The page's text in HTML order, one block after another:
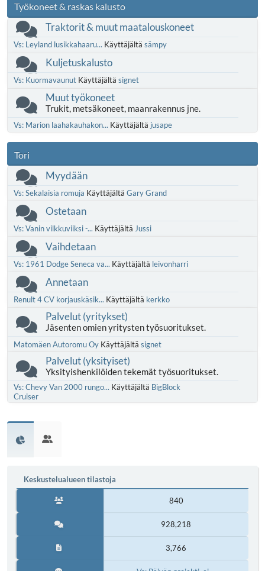
Työkoneet & raskas kalusto
Traktorit & muut maatalouskoneet
Vs: Leyland lusikkahaaru... Käyttäjältä sämpy
Kuljetuskalusto
Vs: Kuormavaunut Käyttäjältä signet
Muut työkoneet
Trukit, metsäkoneet, maanrakennus jne.
Vs: Marion laahakauhakon... Käyttäjältä jusape
Tori
Myydään
Vs: Sekalaisia romuja Käyttäjältä Gary Grand
Ostetaan
Vs: Vanin vilkkuviiksi -... Käyttäjältä Jussi
Vaihdetaan
Vs: 1961 Dodge Seneca va... Käyttäjältä leivonharri
Annetaan
Renult 4 CV korjauskäsik... Käyttäjältä kerkko
Palvelut (yritykset)
Jäsenten omien yritysten työsuoritukset.
Matomäen Autoromu Oy Käyttäjältä signet
Palvelut (yksityiset)
Yksityishenkilöiden tekemät työsuoritukset.
Vs: Chevy Van 2000 rungo... Käyttäjältä BigBlock
Cruiser
Keskustelualueen tilastoja
840
928,218
3,766